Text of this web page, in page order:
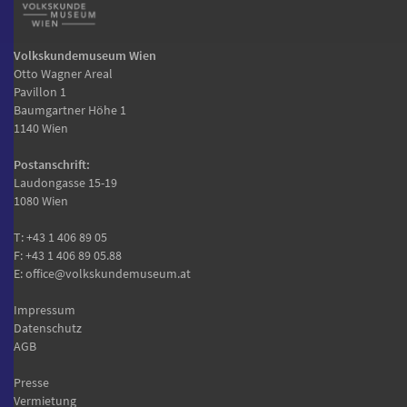
Volkskundemuseum Wien
Otto Wagner Areal
Pavillon 1
Baumgartner Höhe 1
1140 Wien
Postanschrift:
Laudongasse 15-19
1080 Wien
T:+43 1 406 89 05
F: +43 1 406 89 05.88
E:office@volkskundemuseum.at
Impressum
Datenschutz
AGB
Presse
Vermietung